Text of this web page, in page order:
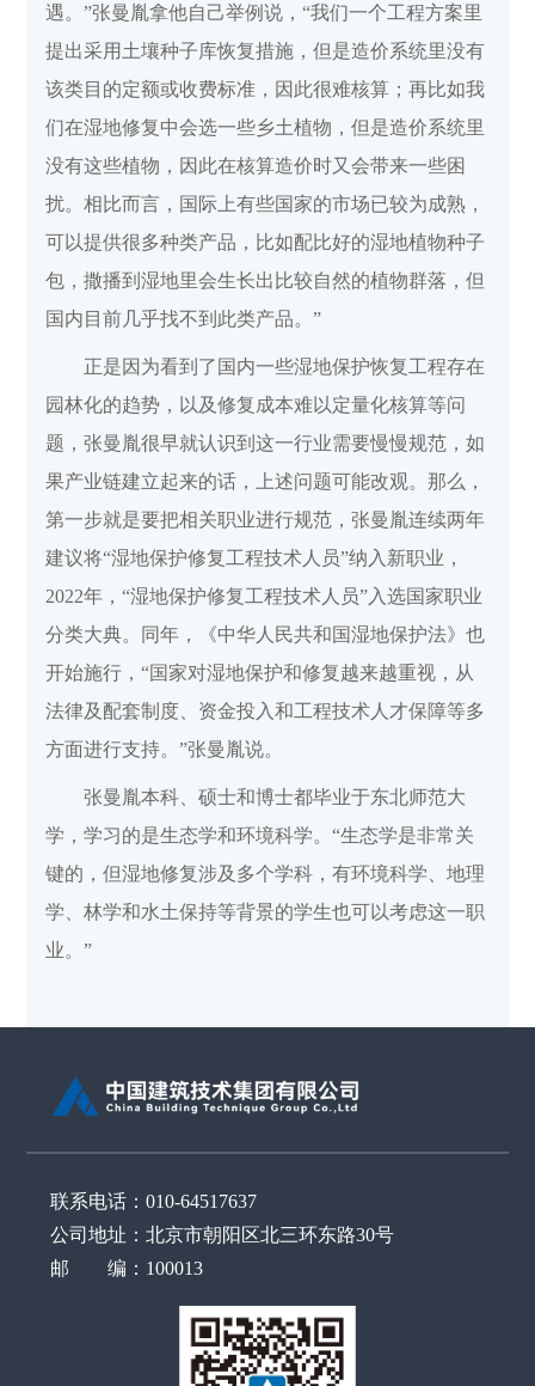
遇。”张曼胤拿他自己举例说，“我们一个工程方案里
提出采用土壤种子库恢复措施，但是造价系统里没有
该类目的定额或收费标准，因此很难核算；再比如我
们在湿地修复中会选一些乡土植物，但是造价系统里
没有这些植物，因此在核算造价时又会带来一些困
扰。相比而言，国际上有些国家的市场已较为成熟，
可以提供很多种类产品，比如配比好的湿地植物种子
包，撒播到湿地里会生长出比较自然的植物群落，但
国内目前几乎找不到此类产品。”
正是因为看到了国内一些湿地保护恢复工程存在
园林化的趋势，以及修复成本难以定量化核算等问
题，张曼胤很早就认识到这一行业需要慢慢规范，如
果产业链建立起来的话，上述问题可能改观。那么，
第一步就是要把相关职业进行规范，张曼胤连续两年
建议将“湿地保护修复工程技术人员”纳入新职业，
2022年，“湿地保护修复工程技术人员”入选国家职业
分类大典。同年，《中华人民共和国湿地保护法》也
开始施行，“国家对湿地保护和修复越来越重视，从
法律及配套制度、资金投入和工程技术人才保障等多
方面进行支持。”张曼胤说。
张曼胤本科、硕士和博士都毕业于东北师范大
学，学习的是生态学和环境科学。“生态学是非常关
键的，但湿地修复涉及多个学科，有环境科学、地理
学、林学和水土保持等背景的学生也可以考虑这一职
业。”
联系电话：010-64517637
公司地址：北京市朝阳区北三环东路30号
邮 编：100013